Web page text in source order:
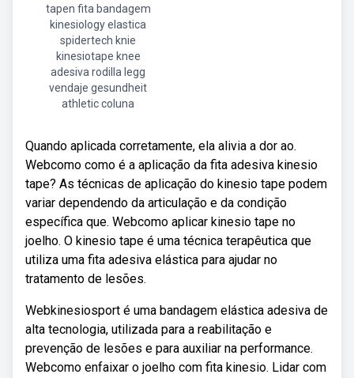
tapen fita bandagem
kinesiology elastica
spidertech knie
kinesiotape knee
adesiva rodilla legg
vendaje gesundheit
athletic coluna
Quando aplicada corretamente, ela alivia a dor ao.
Webcomo como é a aplicação da fita adesiva kinesio
tape? As técnicas de aplicação do kinesio tape podem
variar dependendo da articulação e da condição
específica que. Webcomo aplicar kinesio tape no
joelho. O kinesio tape é uma técnica terapêutica que
utiliza uma fita adesiva elástica para ajudar no
tratamento de lesões.
Webkinesiosport é uma bandagem elástica adesiva de
alta tecnologia, utilizada para a reabilitação e
prevenção de lesões e para auxiliar na performance.
Webcomo enfaixar o joelho com fita kinesio. Lidar com